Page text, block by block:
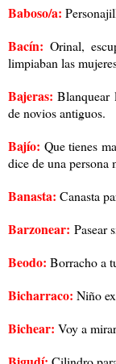
Baboso/a:
Bacín: Orinal,
limpiaban las
Bajeras:Blanquear
de novios antiguos.
Bajío: Que tienes
dice de una persona
Banasta: Canasta
Barzonear: Pasear
Beodo: Borracho a
Bicharraco: Niño
Bichear: Voy a